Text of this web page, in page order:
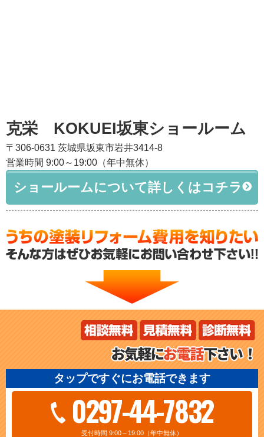
克栄 KOKUEI坂東ショールーム
〒306-0631 茨城県坂東市岩井3414-8
営業時間 9:00～19:00（年中無休）
ショールームについて詳しくはコチラ
タップですぐにお電話できます
0297-44-7832
受付時間 9:00～19:00（年中無休）